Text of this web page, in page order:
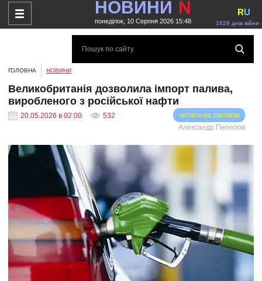
НОВИНИ N
понеділок, 10 Серпня 2026 15:48 1629 днів війни
RU
ГОЛОВНА НОВИНИ
Великобританія дозволила імпорт палива,
виробленого з російської нафти
20.05.2026 в 02:00 532
читать на русском
Александр Пепелов